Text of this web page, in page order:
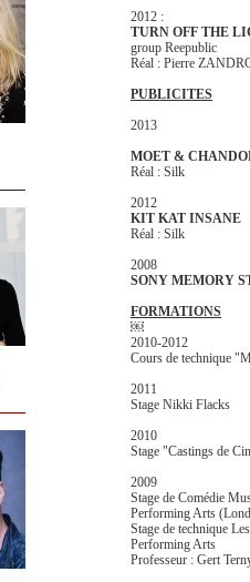
2012 :
TURN OFF THE
group Reepublic
Réal : Pierre
PUBLICITES
2013
MOET &
Réal : Silk
2012
KIT KAT INSANE
Réal : Silk
2008
SONY MEMORY
FORMATIONS
￼
2010-2012
Cours de technique
2011
Stage Nikki Flacks
2010
Stage "Castings de
2009
Stage de Comédie
Performing Arts
Stage de technique
Performing Arts
Professeur : Gert